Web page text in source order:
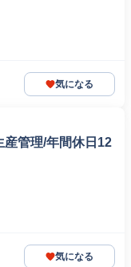
気になる
産管理/年間休日12
気になる